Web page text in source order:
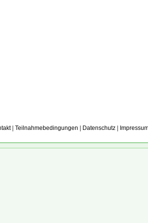
| Teilnahmebedingungen Datenschutz|